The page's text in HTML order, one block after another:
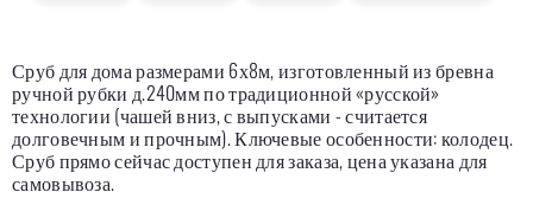
Сруб для дома размерами 6х8м, изготовленный из бревна
ручной рубки д.240мм по традиционной «русской»
технологии (чашей вниз, с выпусками - считается
долговечным и прочным). Ключевые особенности: колодец.
Сруб прямо сейчас доступен для заказа, цена указана для
самовывоза.